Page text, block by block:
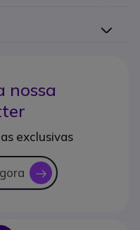
nossa
exclusivas
icon